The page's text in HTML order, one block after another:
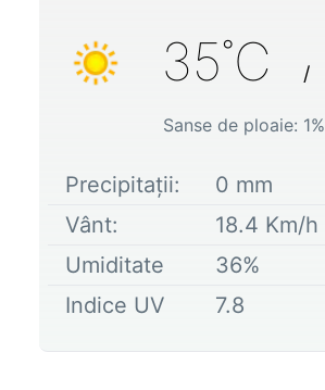
35˚C /
Sanse de ploaie: 1%
Precipitații: 0 mm
Vânt:
18.4 Km/h
Umiditate
36%
Indice UV
7.8